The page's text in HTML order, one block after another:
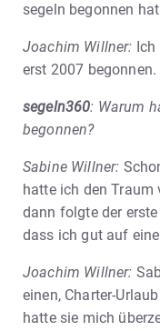
segeln begonnen
Joachim Willner:
erst 2007 begonnen.
segeln360: Warum
begonnen?
Sabine Willner:
hatte ich den Traum
dann folgte der
dass ich gut auf
Joachim Willner:
einen, Charter-
hatte sie mich